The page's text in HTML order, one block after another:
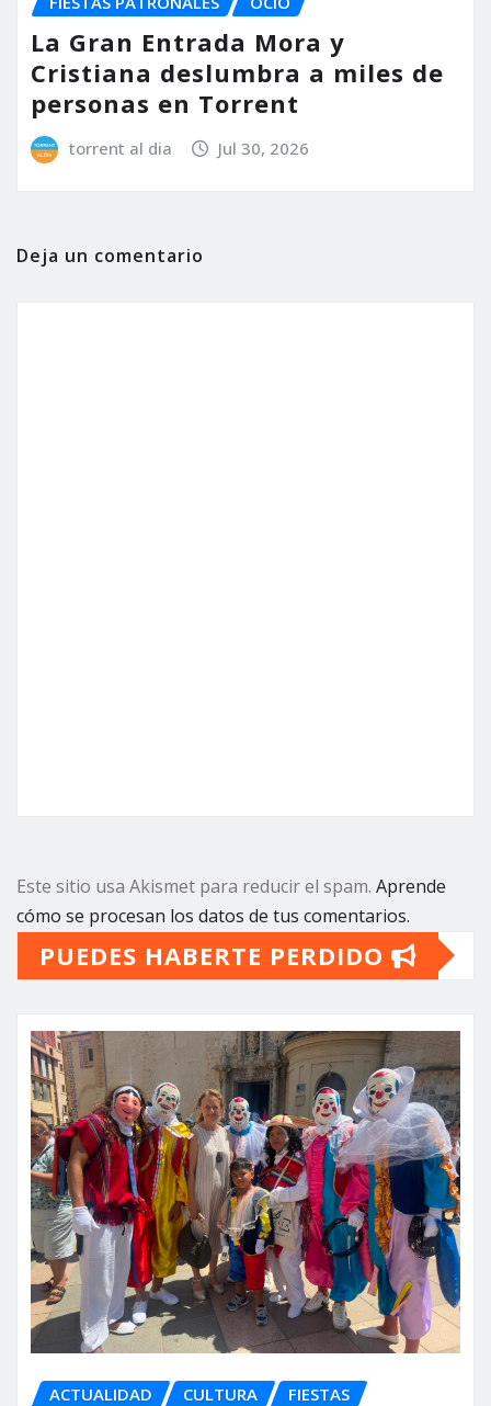
La Gran Entrada Mora y
Cristiana deslumbra a miles de
personas en Torrent
torrent al dia Jul 30, 2026
Deja un comentario
Este sitio usa Akismet para reducir el spam. Aprende
cómo se procesan los datos de tus comentarios.
PUEDES HABERTE PERDIDO
ACTUALIDAD CULTURA FIESTAS